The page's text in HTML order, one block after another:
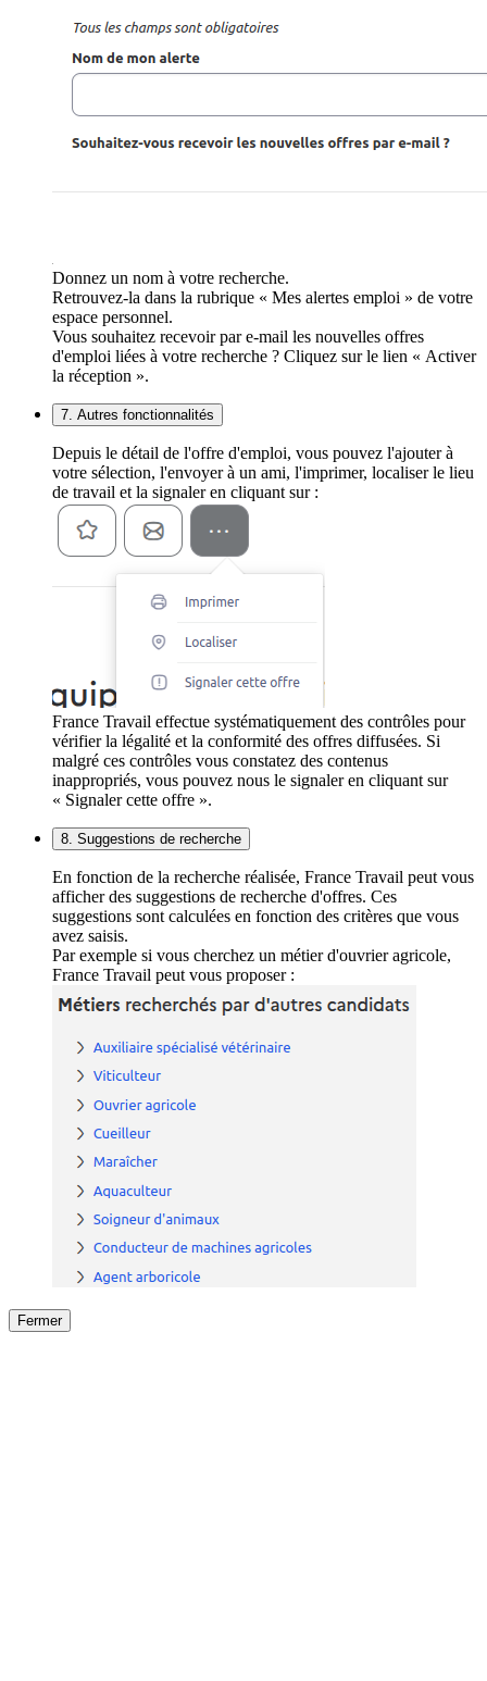
Donnez un nom à votre recherche.
Retrouvez-la dans la rubrique « Mes alertes emploi » de votre
espace personnel.
Vous souhaitez recevoir par e-mail les nouvelles offres
d'emploi liées à votre recherche ? Cliquez sur le lien « Activer
la réception ».
7. Autres fonctionnalités
Depuis le détail de l'offre d'emploi, vous pouvez l'ajouter à
votre sélection, l'envoyer à un ami, l'imprimer, localiser le lieu
de travail et la signaler en cliquant sur :
France Travail effectue systématiquement des contrôles pour
vérifier la légalité et la conformité des offres diffusées. Si
malgré ces contrôles vous constatez des contenus
inappropriés, vous pouvez nous le signaler en cliquant sur
« Signaler cette offre ».
8. Suggestions de recherche
En fonction de la recherche réalisée, France Travail peut vous
afficher des suggestions de recherche d'offres. Ces
suggestions sont calculées en fonction des critères que vous
avez saisis.
Par exemple si vous cherchez un métier d'ouvrier agricole,
France Travail peut vous proposer :
Fermer